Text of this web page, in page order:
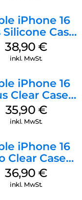
iPhone 16
Silicone Case
Denim
38,90€
inkl. MwSt.
iPhone 16
Clear Case
MagSafe
Transparent
35,90 €
inkl. MwSt.
iPhone 16
Clear Case
MagSafe
Transparent
36,90€
inkl. MwSt.